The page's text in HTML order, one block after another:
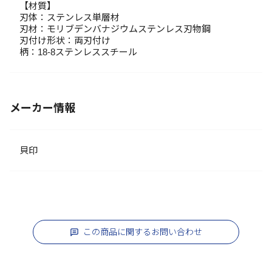
【材質】
刃体：ステンレス単層材
刃材：モリブデンバナジウムステンレス刃物鋼
刃付け形状：両刃付け
柄：18-8ステンレススチール
メーカー情報
貝印
この商品に関するお問い合わせ